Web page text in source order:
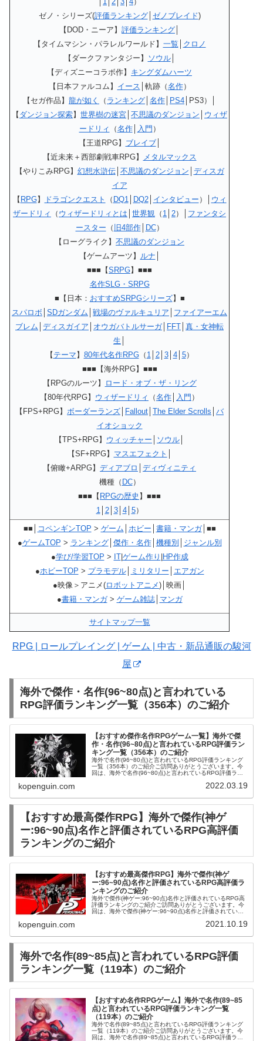
ゼノ・シリーズ(評価ランキング│ ゼノブレイド)
【DOD・ニーア】 評価ランキング
【タイムマシン・パラレルワールド】 一覧
クロノ
【ダークファンタジー】
ソウル│
【ディズニーコラボ作】 キングダムハーツ
【日本ファルコム】 イース │軌跡（名作）
【セガ作品】 龍が如く （ ランキング 名作 PS4 │PS3）│
【 ダンジョン探索】 世界樹の迷宮 不思議のダンジョン
ウィザ
ードリィ （名作│ 入門 ）
【王道RPG】 ブレイブ│
【近未来＋西部劇戦車RPG】
メタルマックス
【やりこみRPG】 幻想水滸伝│ 不思議のダンジョン ディスガ
イア
【 RPG】 ドラゴンクエスト （ DQ1│ DQ2│ インタビュー ）│ ウィ
ザードリィ
（ ウィザードリィとは 世界観 （ 1 2）│ ファンタシ
ースター （ 旧4部作│ DC）
【ローグライク】 不思議のダンジョン
【ゲームアーツ】 ルナ
■■■【SRPG】■■■
名作SLG・SRPG
■【日本： おすすめSRPGシリーズ】■
スパロボ SDガンダム 戦場のヴァルキュリア
ファイアーエム
ブレム ディスガイア オウガバトルサーガ│ FFT 真・女神転
生
【 テーマ 】 80年代名作RPG（ 1│ 2│ 3│ 4│ 5）
■■■【海外RPG】■■■
【RPGのルーツ】
ロード・オブ・ザ・リング
【80年代RPG】 ウィザードリィ （名作 入門 ）
【FPS+RPG】 ボーダーランズ Fallout The Elder Scrolls バ
イオショック
【TPS+RPG】 ウィッチャー ソウル
【SF+RPG】 マスエフェクト
【俯瞰+ARPG】 ディアブロ
ディヴィニティ
機種（ DC）
■■■【 RPGの歴史 】■■■
1│ 2│ 3│ 4│ 5）
■■│ コペンギンTOP > ゲーム ホビー 書籍・マンガ│■■
●ゲームTOP > ランキング│ 傑作・名作│ 機種別
ジャンル別
●学び/学習TOP > IT| ゲーム作り HP作成
●ホビーTOP > プラモデル│ ミリタリー
エアガン
●映像＞アニメ(ロボットアニメ)│映画│
●書籍・マンガ> ゲーム雑誌│ マンガ
サイトマップ一覧
RPG | ロールプレイング | ゲーム | 中古・新品通販の駿河
屋
海外で傑作・名作(96~80点)と言われている
RPG評価ランキング一覧（356本）のご紹介
【おすすめ傑作名作RPGゲーム一覧】海外で傑
作・名作(96~80点)と言われているRPG評価ラン
キング一覧（356本）のご紹介
海外で名作(96~80点)と言われているRPG評価ランキング
一覧（356本）のご紹介ご訪問ありがとうございます。今
回は、海外で名作(96~80点)と言われているRPG評価ラン
kopenguin.com 2022.03.19
【おすすめ最高傑作RPG】海外で傑作(神ゲ
ー:96~90点)名作と評価されているRPG高評価
ランキングのご紹介
【おすすめ最高傑作RPG】海外で傑作(神ゲ
ー:96~90点)名作と評価されているRPG高評価ラ
ンキングのご紹介
海外で傑作(神ゲー:96~90点)名作と評価されているRPG高
評価ランキングのご紹介ご訪問ありがとうございます。今
回は、海外で傑作(神ゲー:96~90点)名作と評価されている
kopenguin.com 2021.10.19
海外で名作(89~85点)と言われているRPG評価
ランキング一覧（119本）のご紹介
【おすすめ名作RPGゲーム】海外で名作(89~85
点)と言われているRPG評価ランキング一覧
（119本）のご紹介
海外で名作(89~85点)と言われているRPG評価ランキング
一覧（119本）のご紹介ご訪問ありがとうございます。今
回は、海外で名作(89~85点)と言われているRPG評価ラン